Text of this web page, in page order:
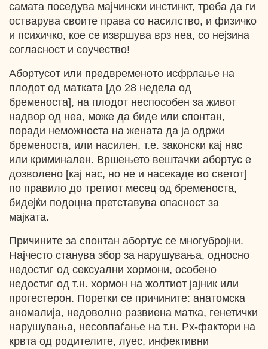
самата поседува мајчински инстинкт, треба да ги
остварува своите права со насилство, и физичко
и психичко, кое се извршува врз неа, со нејзина
согласност и соучество!
Абортусот или предвременото исфрлање на
плодот од матката [до 28 недела од
бременоста], на плодот неспособен за живот
надвор од неа, може да биде или спонтан,
поради неможноста на жената да ја одржи
бременоста, или насилен, т.е. законски кај нас
или криминален. Вршењето вештачки абортус е
дозволено [кај нас, но не и насекаде во светот]
по правило до третиот месец од бременоста,
бидејќи подоцна претставува опасност за
мајката.
Причините за спонтан абортус се многубројни.
Најчесто станува збор за нарушувања, односно
недостиг од сексуални хормони, особено
недостиг од т.н. хормон на жолтиот јајник или
прогестерон. Поретки се причините: анатомска
аномалија, недоволно развиена матка, генетички
нарушувања, несовпаѓање на т.н. Рх-фактори на
крвта од родителите, луес, инфективни